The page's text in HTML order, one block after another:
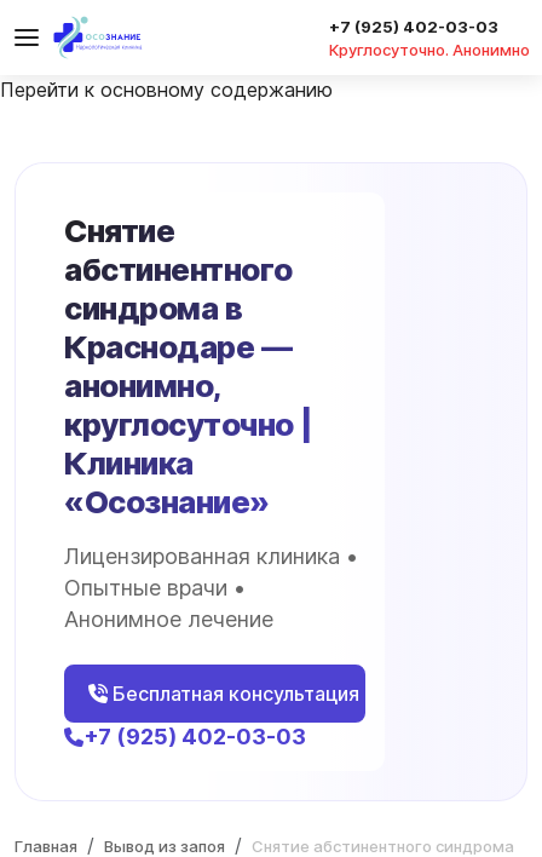
Перейти к основному содержанию
+7 (925) 402-03-03
Круглосуточно. Анонимно
Снятие
абстинентного
синдрома в
Краснодаре —
анонимно,
круглосуточно |
Клиника
«Осознание»
Лицензированная клиника •
Опытные врачи •
Анонимное лечение
Бесплатная консультация
+7 (925) 402-03-03
Главная Вывод из запоя Снятие абстинентного синдрома